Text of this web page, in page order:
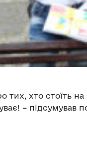
тих, хто стоїть на
– підсумував